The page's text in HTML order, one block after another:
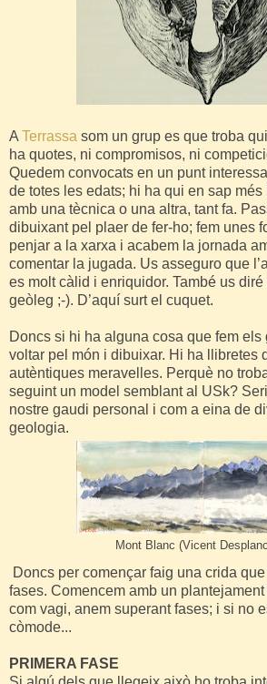
A Terrassa som un grup es que troba
ha quotes, ni compromisos, ni
Quedem convocats en un punt
de totes les edats; hi ha qui en sap més
amb una tècnica o una altra, tant fa.
dibuixant pel plaer de fer-ho; fem unes
penjar a la xarxa i acabem la jornada
comentar la jugada. Us asseguro que
es molt càlid i enriquidor. També us diré
geòleg ;-). D’aquí surt el cuquet.
Doncs si hi ha alguna cosa que fem
voltar pel món i dibuixar. Hi ha llibretes
autèntiques meravelles. Perquè no
seguint un model semblant al USk?
nostre gaudi personal i com a eina de
geologia.
Mont Blanc (Vicent
Doncs per començar faig una crida
fases. Comencem amb un
com vagi, anem superant fases; i si no
còmode...
PRIMERA FASE